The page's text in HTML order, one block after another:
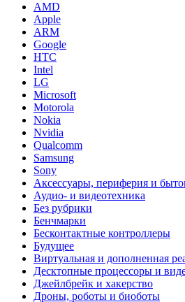
AMD
Apple
ARM
Google
HTC
Intel
LG
Microsoft
Motorola
Nokia
Nvidia
Qualcomm
Samsung
Sony
Аксессуары, периферия и
Аудио- и видеотехника
Без рубрики
Бенчмарки
Бесконтактные контроллеры
Будущее
Виртуальная и дополненная
Десктопные процессоры и
Джейлбрейк и хакерство
Дроны, роботы и биоботы